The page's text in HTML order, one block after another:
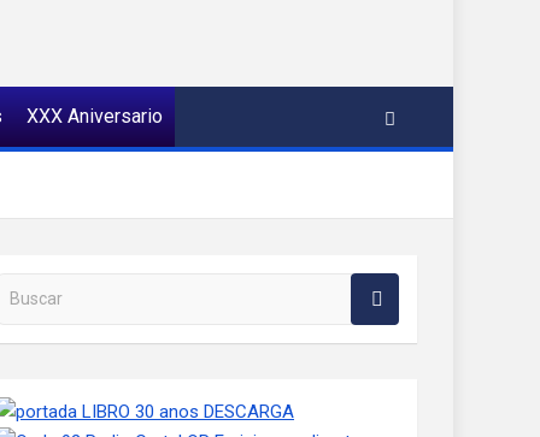
XXX Aniversario
en la web